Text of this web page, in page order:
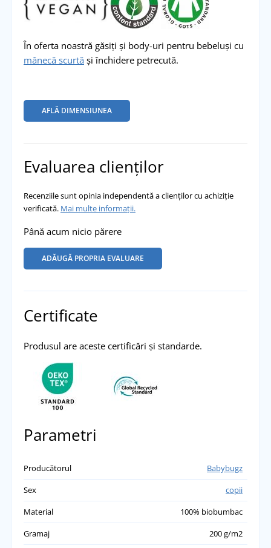
În oferta noastră găsiți și body-uri pentru bebeluși cu
mânecă scurtă și închidere petrecută.
AFLĂ DIMENSIUNEA
Evaluarea clienților
Recenziile sunt opinia independentă a clienților cu achiziție
verificată. Mai multe informații.
Până acum nicio părere
ADĂUGĂ PROPRIA EVALUARE
Certificate
Produsul are aceste certificări și standarde.
Parametri
Producătorul
Babybugz
Sex
copii
Material
100% biobumbac
Gramaj
200 g/m2